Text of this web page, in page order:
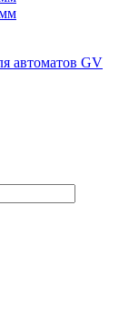
автоматов GV